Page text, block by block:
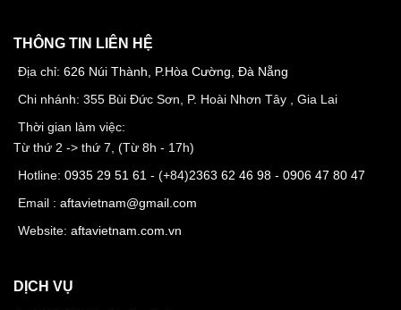
THÔNG TIN LIÊN HỆ
Địa chỉ: 626 Núi Thành, P.Hòa Cường, Đà Nẵng
Chi nhánh: 355 Bùi Đức Sơn, P. Hoài Nhơn Tây , Gia Lai
Thời gian làm việc:
Từ thứ 2 -> thứ 7, (Từ 8h - 17h)
Hotline: 0935 29 51 61 - (+84)2363 62 46 98 - 0906 47 80 47
Email : aftavietnam@gmail.com
Website: aftavietnam.com.vn
DỊCH VỤ